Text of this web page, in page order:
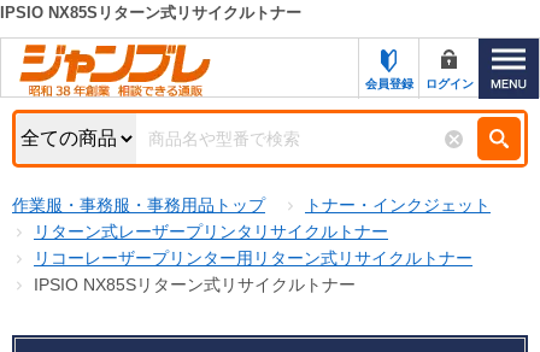
カテゴリー一覧
お知らせ
特集・キャンペーン一覧
初めての方へ
お問い合わせ
キーワード検索
検索条件
商品カテゴリから選ぶ
IPSIO NX85Sリターン式リサイクルトナー
会員登録 ログイン
作業服・事務服・事務用品トップ
トナー・インクジェット
リターン式レーザープリンタリサイクルトナー
リコーレーザープリンター用リターン式リサイクルトナー
IPSIO NX85Sリターン式リサイクルトナー